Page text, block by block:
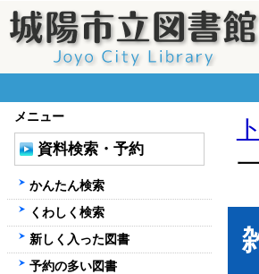
メニュー
資料検索・予約
かんたん検索
くわしく検索
新しく入った図書
予約の多い図書